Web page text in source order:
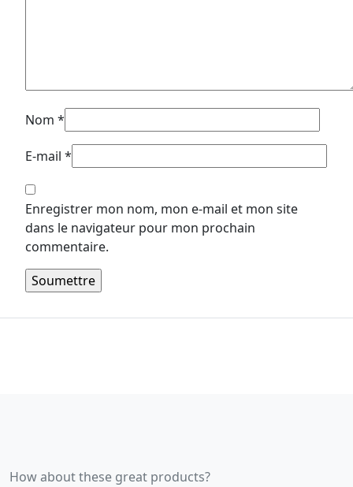
Nom *
E-mail *
Enregistrer mon nom, mon e-mail et mon site
dans le navigateur pour mon prochain
commentaire.
How about these great products?